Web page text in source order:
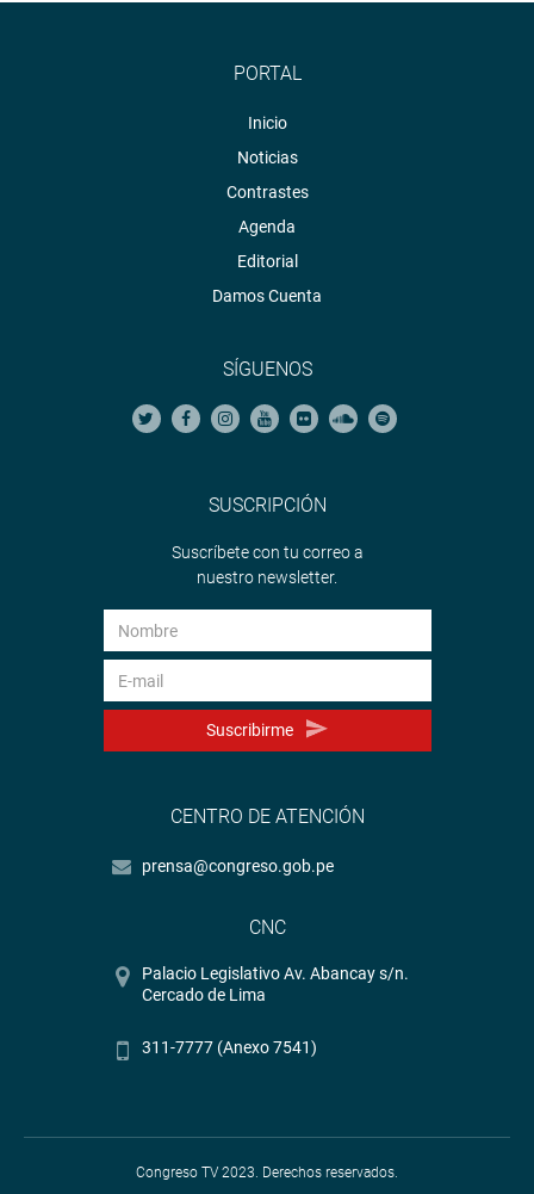
PORTAL
Inicio
Noticias
Contrastes
Agenda
Editorial
Damos Cuenta
SÍGUENOS
SUSCRIPCIÓN
Suscríbete con tu correo a
nuestro newsletter.
Suscribirme
CENTRO DE ATENCIÓN
prensa@congreso.gob.pe
CNC
Palacio Legislativo Av. Abancay s/n.
Cercado de Lima
311-7777 (Anexo 7541)
Congreso TV 2023. Derechos reservados.